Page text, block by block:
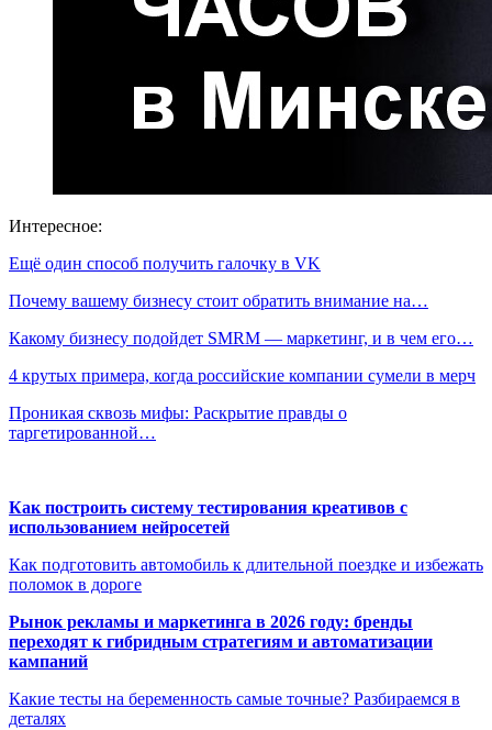
Интересное:
Ещё один способ получить галочку в VK
Почему вашему бизнесу стоит обратить внимание на…
Какому бизнесу подойдет SMRM — маркетинг, и в чем его…
4 крутых примера, когда российские компании сумели в мерч
Проникая сквозь мифы: Раскрытие правды о
таргетированной…
Как построить систему тестирования креативов с
использованием нейросетей
Как подготовить автомобиль к длительной поездке и избежать
поломок в дороге
Рынок рекламы и маркетинга в 2026 году: бренды
переходят к гибридным стратегиям и автоматизации
кампаний
Какие тесты на беременность самые точные? Разбираемся в
деталях